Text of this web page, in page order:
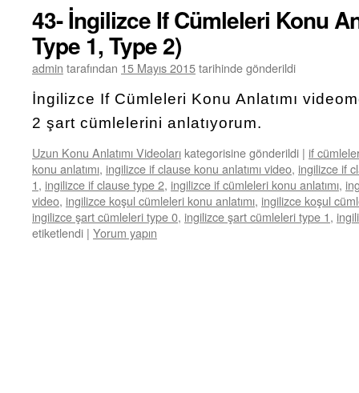
43- İngilizce If Cümleleri Konu
Type 1, Type 2)
admin tarafından 15 Mayıs 2015tarihinde gönderildi
İngilizce If Cümleleri Konu Anlatımı
2 şart cümlelerini anlatıyorum.
Uzun Konu Anlatımı Videoları kategorisine gönderildi | if
konu anlatımı, ingilizce if clause konu anlatımı video, ingilizce if
1, ingilizce if clause type 2, ingilizce if cümleleri konu anlatımı,
video, ingilizce koşul cümleleri konu anlatımı, ingilizce koşul
ingilizce şart cümleleri type 0, ingilizce şart cümleleri type 1,
etiketlendi | Yorum yapın